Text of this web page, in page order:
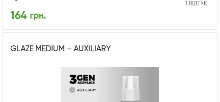
1 ВІДГУК
164 грн.
GLAZE MEDIUM – AUXILIARY